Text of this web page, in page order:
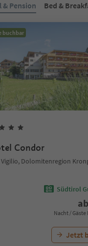
& Pension Bed &
buchbar
Condor
Vigilio, Dolomitenregion
Südtirol
ab
Nacht / Gäste
Jetzt